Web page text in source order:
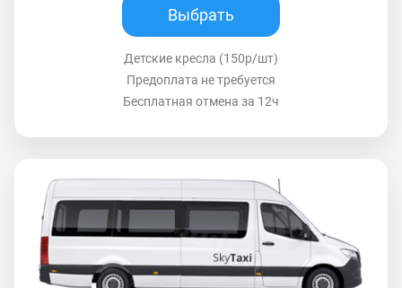
Выбрать
Детские кресла (150р/шт)
Предоплата не требуется
Бесплатная отмена за 12ч